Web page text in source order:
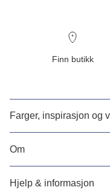
Finn butikk
Farger, inspirasjon og
Om
Hjelp & informasjon